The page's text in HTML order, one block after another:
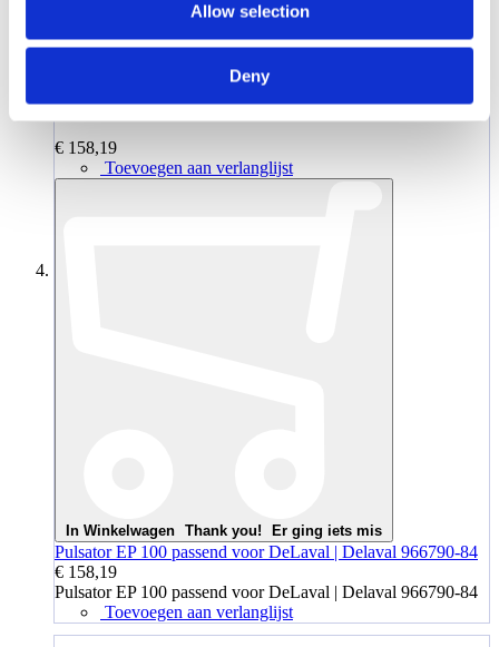
Allow selection
Deny
€ 158,19
Toevoegen aan verlanglijst
In Winkelwagen Thank you! Er ging iets mis
Pulsator EP 100 passend voor DeLaval | Delaval 966790-84
€ 158,19
Pulsator EP 100 passend voor DeLaval | Delaval 966790-84
Toevoegen aan verlanglijst